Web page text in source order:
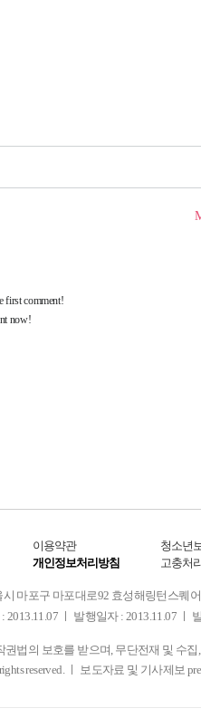
이용약관
개인정보처리방침
청소년
고충처
마포구 마포대로92 효성해링턴스퀘어
ㅣ 발행일자 : 2013.11.07 ㅣ
법의 보호를 받으며, 무단전재 및 수
reserved. ㅣ 보도자료 및 기사제보